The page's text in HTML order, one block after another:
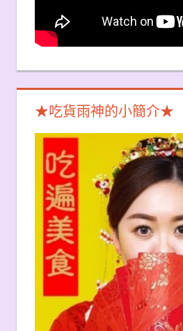
★吃貨雨神的小簡介★